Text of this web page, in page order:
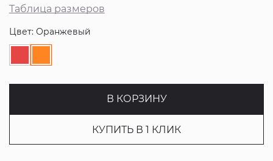
Таблица размеров
Цвет: Оранжевый
В КОРЗИНУ
КУПИТЬ В 1 КЛИК